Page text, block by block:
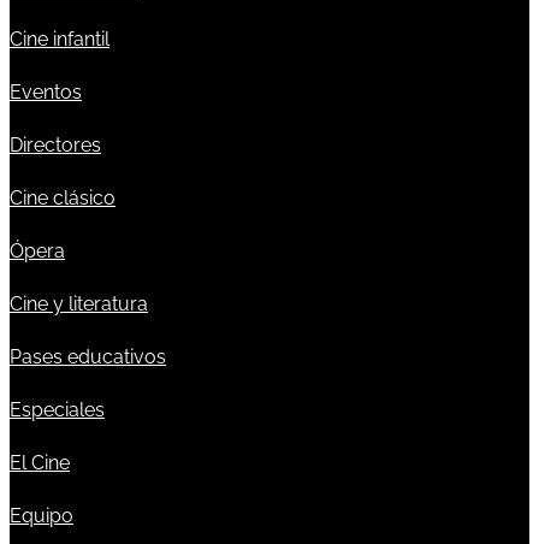
Cine infantil
Eventos
Directores
Cine clásico
Ópera
Cine y literatura
Pases educativos
Especiales
El Cine
Equipo